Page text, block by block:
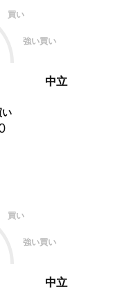
買い
強い買い
中立
い
買い
強い買い
中立